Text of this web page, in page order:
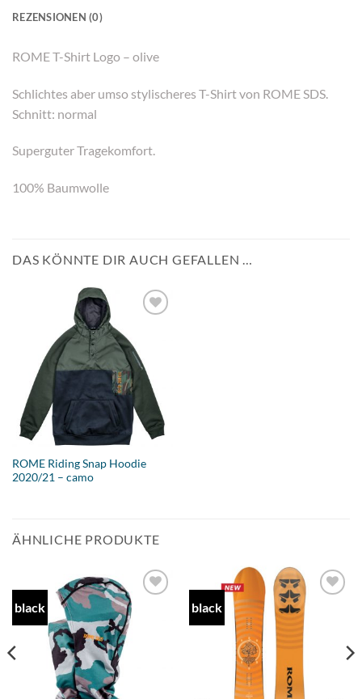
REZENSIONEN (0)
ROME T-Shirt Logo – olive
Schlichtes aber umso stylischeres T-Shirt von ROME SDS.
Schnitt: normal
Superguter Tragekomfort.
100% Baumwolle
DAS KÖNNTE DIR AUCH GEFALLEN …
ROME Riding Snap Hoodie
2020/21 – camo
ÄHNLICHE PRODUKTE
black black